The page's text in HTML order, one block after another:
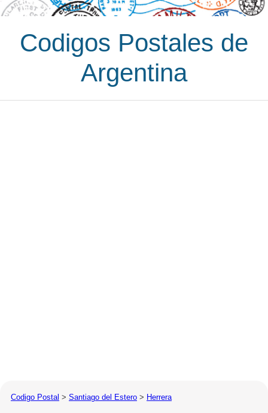
Codigos Postales de
Argentina
Codigo Postal > Santiago del Estero > Herrera